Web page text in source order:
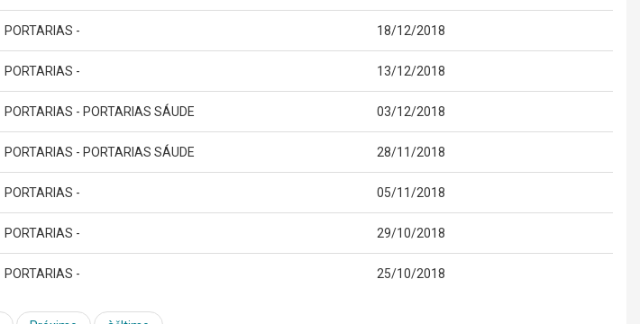
PORTARIAS - 18/12/2018
PORTARIAS - 13/12/2018
PORTARIAS - PORTARIAS SÁUDE 03/12/2018
PORTARIAS - PORTARIAS SÁUDE 28/11/2018
PORTARIAS - 05/11/2018
PORTARIAS - 29/10/2018
PORTARIAS - 25/10/2018